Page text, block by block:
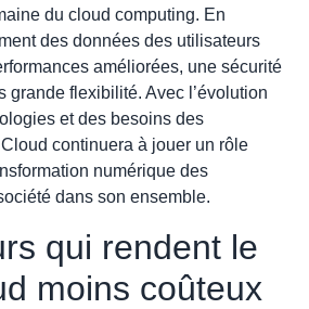
du cloud computing. En
des données des utilisateurs
améliorées, une sécurité
grande flexibilité. Avec l’évolution
et des besoins des
continuera à jouer un rôle
numérique des
dans son ensemble.
qui rendent le
moins coûteux